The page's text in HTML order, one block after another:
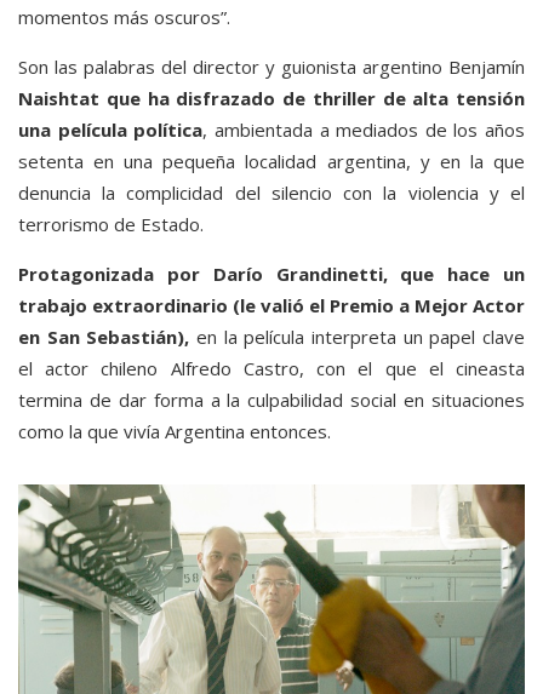
momentos más oscuros”.
Son las palabras del director y guionista argentino Benjamín
Naishtat que ha disfrazado de thriller de alta tensión
una película política, ambientada a mediados de los años
setenta en una pequeña localidad argentina, y en la que
denuncia la complicidad del silencio con la violencia y el
terrorismo de Estado.
Protagonizada por Darío Grandinetti, que hace un
trabajo extraordinario (le valió el Premio a Mejor Actor
en San Sebastián), en la película interpreta un papel clave
el actor chileno Alfredo Castro, con el que el cineasta
termina de dar forma a la culpabilidad social en situaciones
como la que vivía Argentina entonces.